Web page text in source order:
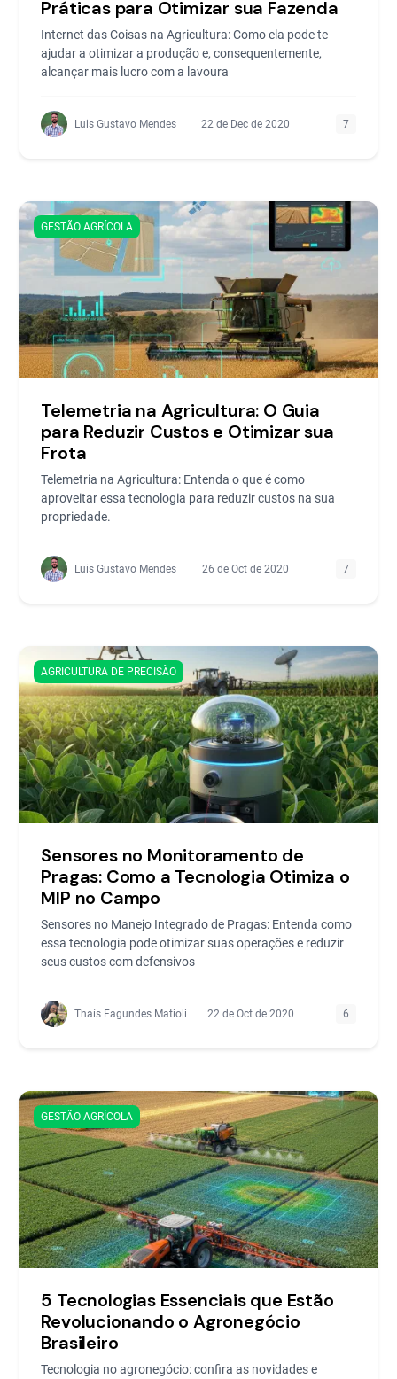
Práticas para Otimizar sua Fazenda
Internet das Coisas na Agricultura: Como ela pode te
ajudar a otimizar a produção e, consequentemente,
alcançar mais lucro com a lavoura
Luis Gustavo Mendes 22 de Dec de 2020 7
GESTÃO AGRÍCOLA
Telemetria na Agricultura: O Guia
para Reduzir Custos e Otimizar sua
Frota
Telemetria na Agricultura: Entenda o que é como
aproveitar essa tecnologia para reduzir custos na sua
propriedade.
Luis Gustavo Mendes 26 de Oct de 2020 7
AGRICULTURA DE PRECISÃO
Sensores no Monitoramento de
Pragas: Como a Tecnologia Otimiza o
MIP no Campo
Sensores no Manejo Integrado de Pragas: Entenda como
essa tecnologia pode otimizar suas operações e reduzir
seus custos com defensivos
Thaís Fagundes Matioli 22 de Oct de 2020 6
GESTÃO AGRÍCOLA
5 Tecnologias Essenciais que Estão
Revolucionando o Agronegócio
Brasileiro
Tecnologia no agronegócio: confira as novidades e